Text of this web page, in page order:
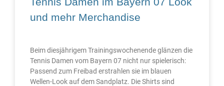
und mehr Merchandise
Beim diesjährigem Trainingswochenende glänzen die
Tennis Damen vom Bayern 07 nicht nur spielerisch:
Passend zum Freibad erstrahlen sie im blauen
Wellen-Look auf dem Sandplatz. Die Shirts sind